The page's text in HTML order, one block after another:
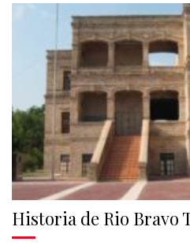
Historia de Rio Bravo